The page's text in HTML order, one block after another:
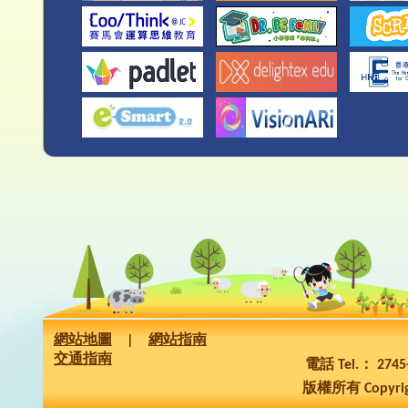
網站地圖
網站指南
交通指南
電話 Tel.：
版權所有